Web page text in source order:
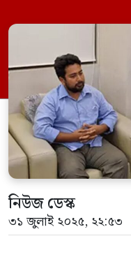
নিউজ ডেস্ক
৩১ জুলাই ২০২৫, ২২:৫৩